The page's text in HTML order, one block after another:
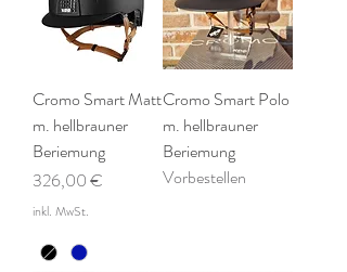
Cromo Smart Matt
m. hellbrauner
Beriemung
Preis
326,00 €
inkl. MwSt.
Cromo Smart Polo
m. hellbrauner
Beriemung
Vorbestellen